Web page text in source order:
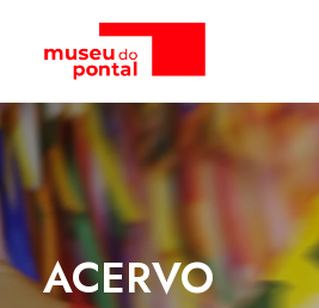
ACERVO